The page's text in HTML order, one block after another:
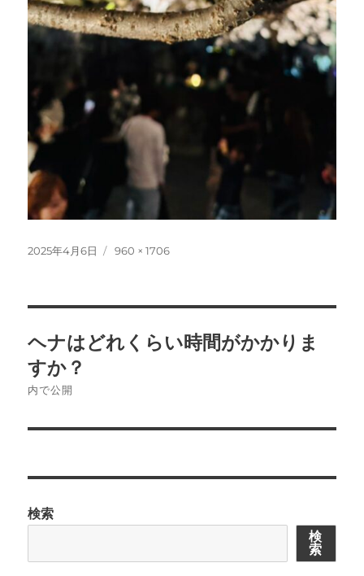
投
2025年4月6日
フ
960 × 1706
稿
ナ
ビ
シ
ョ
ヘナはどれくらい時間がかかりま
すか？
内で公開
検索
検
索